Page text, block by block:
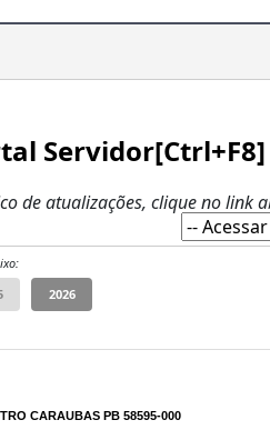
Servidor[Ctrl+F8]
de atualizações, clique no link
CARAUBAS PB 58595-000